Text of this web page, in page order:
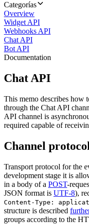
Categorías
Overview
Widget API
Webhooks API
Chat API
Bot API
Documentation
Chat API
This memo describes how
through the Chat API
API channel is
required capable of
Channel protocol
Transport protocol for the
development stage it is
in a body of a POST-
JSON format is UTF-8),
Content-Type:
structure is described
groups according to the